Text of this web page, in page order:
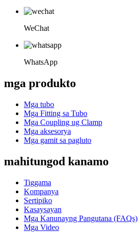
WeChat
WhatsApp
mga produkto
Mga tubo
Mga Fitting sa Tubo
Mga Coupling ug Clamp
Mga aksesorya
Mga gamit sa pagluto
mahitungod kanamo
Tiggama
Kompanya
Sertipiko
Kasaysayan
Mga Kanunayng Pangutana (FAQs)
Mga Video